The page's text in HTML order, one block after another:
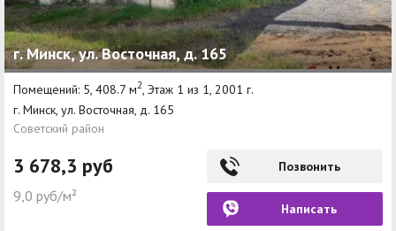
г. Минск, ул. Восточная, д. 165
Помещений: 5, 408.7 м2 , Этаж 1 из 1, 2001 г.
г. Минск, ул. Восточная, д. 165
Советский район
3 678,3 руб
9,0 руб/м²
Позвонить
Написать